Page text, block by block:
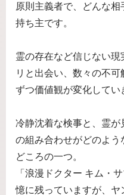
原則主義者で、どんな
持ち主です。
霊の存在など信じない現
リと出会い、数々の不
ずつ価値観が変化してい
冷静沈着な検事と、霊
の組み合わせがどのよ
どころの一つ。
「浪漫ドクター キム・
憶に残っていますが、